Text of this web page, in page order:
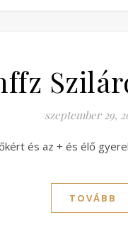
szeptember 29,
és az + és élő
TOVÁBB